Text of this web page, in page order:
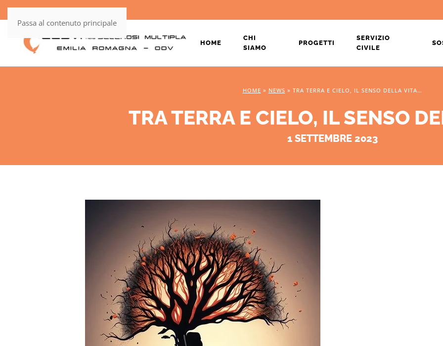
Passa al contenuto principale
HOME
CHI
SIAMO
PROGETTI
SERVIZIO
CIVILE
HOME » NEWS » TRA TERRA E CIELO, IL SENSO DELLA VITA…
TRA TERRA E CIELO, IL SENSO
1 SETTEMBRE 2023